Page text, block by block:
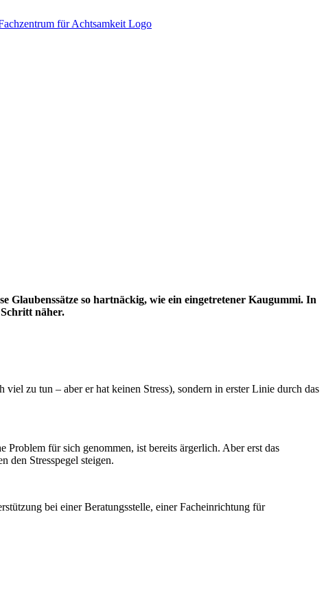
Glaubenssätze so hartnäckig, wie ein eingetretener Kaugummi. In
näher.
zu tun – aber er hat keinen Stress), sondern in erster Linie durch das
Problem für sich genommen, ist bereits ärgerlich. Aber erst das
den Stresspegel steigen.
bei einer Beratungsstelle, einer Facheinrichtung für